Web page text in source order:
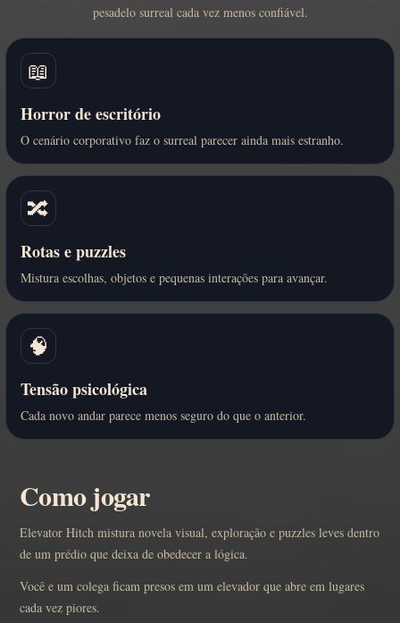
pesadelo surreal cada vez menos confiável.
📖
Horror de escritório
O cenário corporativo faz o surreal parecer ainda mais estranho.
🔀
Rotas e puzzles
Mistura escolhas, objetos e pequenas interações para avançar.
🧠
Tensão psicológica
Cada novo andar parece menos seguro do que o anterior.
Como jogar
Elevator Hitch mistura novela visual, exploração e puzzles leves dentro
de um prédio que deixa de obedecer a lógica.
Você e um colega ficam presos em um elevador que abre em lugares
cada vez piores.